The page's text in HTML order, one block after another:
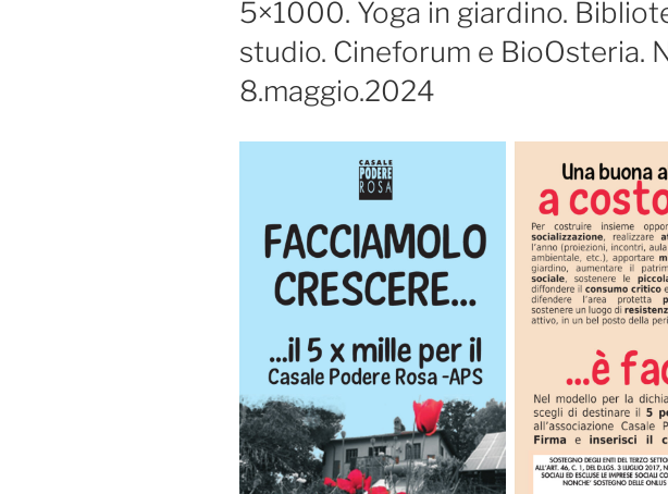
5×1000. Yoga in giardino.
studio. Cineforum e BioOsteria.
8.maggio.2024